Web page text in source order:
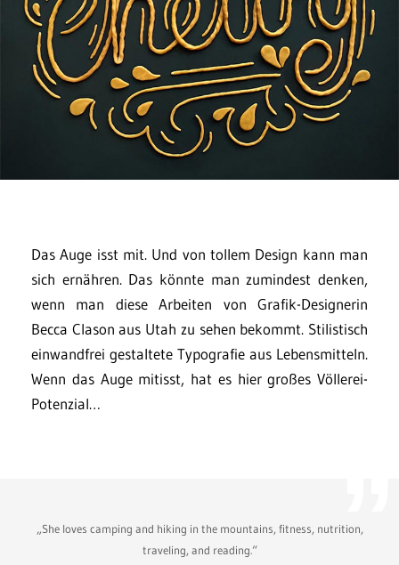
Das Auge isst mit. Und von tollem Design kann man
sich ernähren. Das könnte man zumindest denken,
wenn man diese Arbeiten von Grafik-Designerin
Becca Clason aus Utah zu sehen bekommt. Stilistisch
einwandfrei gestaltete Typografie aus Lebensmitteln.
Wenn das Auge mitisst, hat es hier großes Völlerei-
Potenzial…
„She loves camping and hiking in the mountains, fitness, nutrition,
traveling, and reading.“